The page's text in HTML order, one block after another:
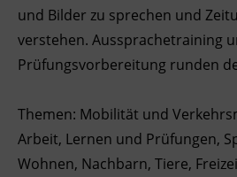
Ingenieurzertifizierung
Deutsch und Integration
Akademisches Studienzentrum
Digitales Lernen
BFI Reutte
BFI Schwaz
und Bilder zu sprechen und
verstehen. Aussprachetraining
Prüfungsvorbereitung runden
Themen: Mobilität und
Arbeit, Lernen und Prüfungen,
Wohnen, Nachbarn, Tiere,